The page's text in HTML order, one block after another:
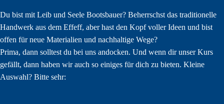
Du bist mit Leib und Seele Bootsbauer? Beherrschst das traditionelle
Handwerk aus dem Effeff, aber hast den Kopf voller Ideen und bist
offen für neue Materialien und nachhaltige Wege?
Prima, dann solltest du bei uns andocken. Und wenn dir unser Kurs
gefällt, dann haben wir auch so einiges für dich zu bieten. Kleine
Auswahl? Bitte sehr: